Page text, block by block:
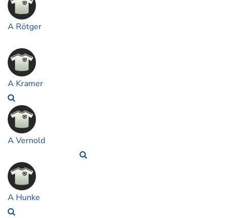
A Rötger
A Kramer
A Vernold
A Hunke